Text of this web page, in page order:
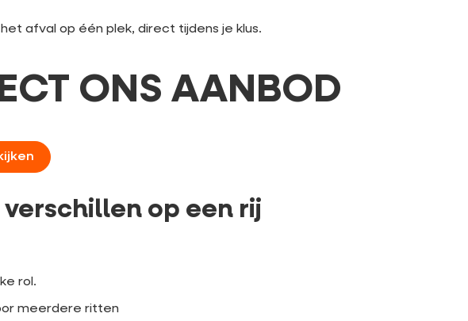
afval op één plek, direct tijdens je klus.
ONS AANBOD
op een rij
rol.
meerdere ritten